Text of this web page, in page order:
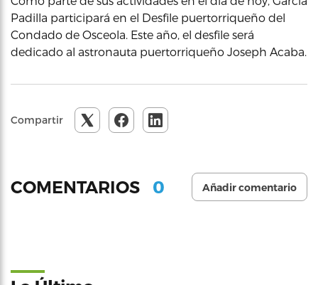
Padilla participará en el Desfile puertorriqueño del
Condado de Osceola. Este año, el desfile será
dedicado al astronauta puertorriqueño Joseph Acaba.
Compartir
COMENTARIOS 0 Añadir comentario